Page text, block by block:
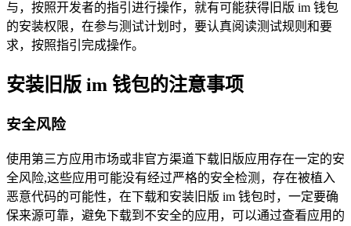
与，按照开发者的指引进行操作，就有可能获得旧版 im 钱包
的安装权限，在参与测试计划时，要认真阅读测试规则和要
求，按照指引完成操作。
安装旧版 im 钱包的注意事项
安全风险
使用第三方应用市场或非官方渠道下载旧版应用存在一定的安
全风险,这些应用可能没有经过严格的安全检测，存在被植入
恶意代码的可能性，在下载和安装旧版 im 钱包时，一定要确
保来源可靠，避免下载到不安全的应用，可以通过查看应用的